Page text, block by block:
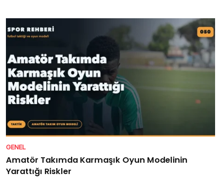
GENEL
Amatör Takımda Karmaşık Oyun Modelinin
Yarattığı Riskler